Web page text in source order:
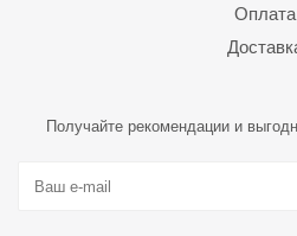
Оплата
Получайте рекомендации и